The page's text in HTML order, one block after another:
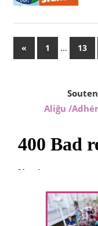
Pagination
«Previous
Posts
1 … 13
Aliĝu /